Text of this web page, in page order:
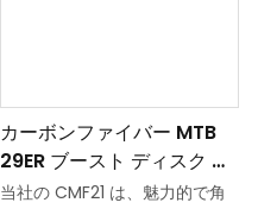
に互換性があり、優れたパフォ
ーマンスを提供します。
カーボンファイバー MTB
29ER ブースト ディスク ブ
レーキ自転車フレーム
当社の CMF21 は、魅力的で角